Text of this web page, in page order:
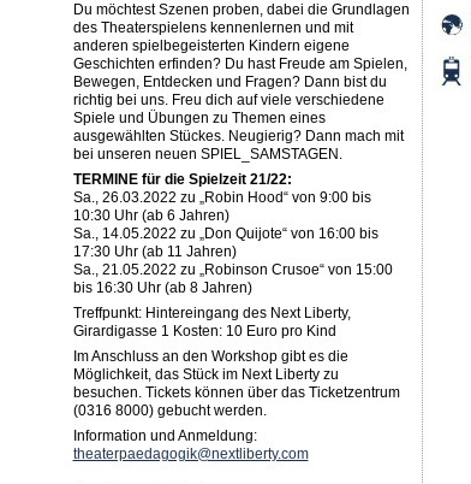
Du möchtest Szenen proben, dabei die Grundlagen
des Theaterspielens kennenlernen und mit
anderen spielbegeisterten Kindern eigene
Geschichten erfinden? Du hast Freude am Spielen,
Bewegen, Entdecken und Fragen? Dann bist du
richtig bei uns. Freu dich auf viele verschiedene
Spiele und Übungen zu Themen eines
ausgewählten Stückes. Neugierig? Dann mach mit
bei unseren neuen SPIEL_SAMSTAGEN.
TERMINE für die Spielzeit 21/22:
Sa., 26.03.2022 zu „Robin Hood“ von 9:00 bis
10:30 Uhr (ab 6 Jahren)
Sa., 14.05.2022 zu „Don Quijote“ von 16:00 bis
17:30 Uhr (ab 11 Jahren)
Sa., 21.05.2022 zu „Robinson Crusoe“ von 15:00
bis 16:30 Uhr (ab 8 Jahren)
Treffpunkt: Hintereingang des Next Liberty,
Girardigasse 1 Kosten: 10 Euro pro Kind
Im Anschluss an den Workshop gibt es die
Möglichkeit, das Stück im Next Liberty zu
besuchen. Tickets können über das Ticketzentrum
(0316 8000) gebucht werden.
Information und Anmeldung:
theaterpaedagogik@nextliberty.com